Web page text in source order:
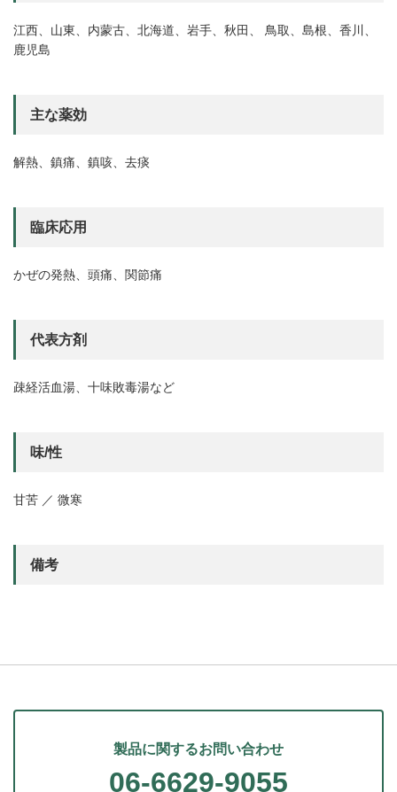
江西、山東、内蒙古、北海道、岩手、秋田、 鳥取、島根、香川、
鹿児島
主な薬効
解熱、鎮痛、鎮咳、去痰
臨床応用
かぜの発熱、頭痛、関節痛
代表方剤
疎経活血湯、十味敗毒湯など
味/性
甘苦 ／ 微寒
備考
製品に関するお問い合わせ
06-6629-9055